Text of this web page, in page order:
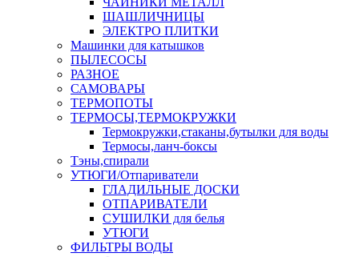
ШАШЛИЧНИЦЫ
ЭЛЕКТРО ПЛИТКИ
Машинки для катышков
ПЫЛЕСОСЫ
РАЗНОЕ
САМОВАРЫ
ТЕРМОПОТЫ
ТЕРМОСЫ,ТЕРМОКРУЖКИ
Термокружки,стаканы,бутылки для воды
Термосы,ланч-боксы
Тэны,спирали
УТЮГИ/Отпариватели
ГЛАДИЛЬНЫЕ ДОСКИ
ОТПАРИВАТЕЛИ
СУШИЛКИ для белья
УТЮГИ
ФИЛЬТРЫ ВОДЫ